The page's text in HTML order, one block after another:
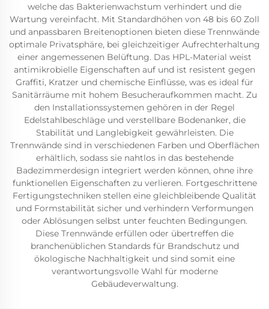
welche das Bakterienwachstum verhindert und die
Wartung vereinfacht. Mit Standardhöhen von 48 bis 60 Zoll
und anpassbaren Breitenoptionen bieten diese Trennwände
optimale Privatsphäre, bei gleichzeitiger Aufrechterhaltung
einer angemessenen Belüftung. Das HPL-Material weist
antimikrobielle Eigenschaften auf und ist resistent gegen
Graffiti, Kratzer und chemische Einflüsse, was es ideal für
Sanitärräume mit hohem Besucheraufkommen macht. Zu
den Installationssystemen gehören in der Regel
Edelstahlbeschläge und verstellbare Bodenanker, die
Stabilität und Langlebigkeit gewährleisten. Die
Trennwände sind in verschiedenen Farben und Oberflächen
erhältlich, sodass sie nahtlos in das bestehende
Badezimmerdesign integriert werden können, ohne ihre
funktionellen Eigenschaften zu verlieren. Fortgeschrittene
Fertigungstechniken stellen eine gleichbleibende Qualität
und Formstabilität sicher und verhindern Verformungen
oder Ablösungen selbst unter feuchten Bedingungen.
Diese Trennwände erfüllen oder übertreffen die
branchenüblichen Standards für Brandschutz und
ökologische Nachhaltigkeit und sind somit eine
verantwortungsvolle Wahl für moderne
Gebäudeverwaltung.